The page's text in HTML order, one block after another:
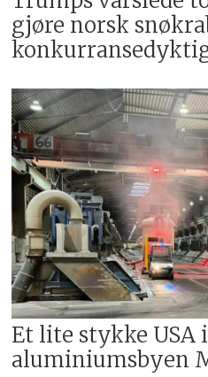
gjøre norsk
Et lite stykke USA i
aluminiumsbyen